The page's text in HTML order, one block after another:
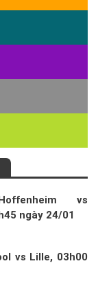
vs
ngày 24/01
vs Lille, 03h00